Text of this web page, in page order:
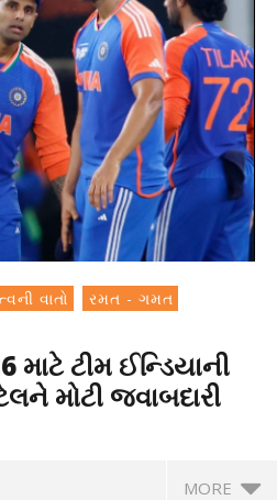
વાતો રમત - ગમત
માટે ટીમ ઈન્ડિયાની
મોટી જવાબદારી
MORE